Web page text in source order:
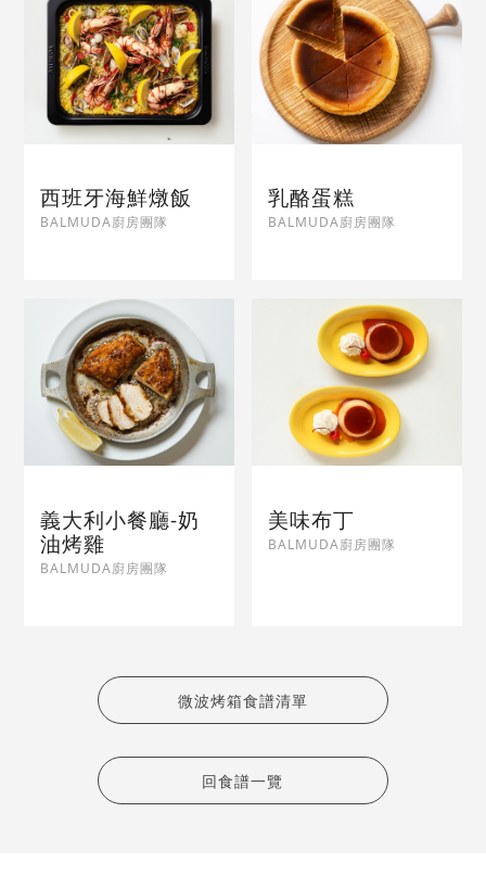
西班牙海鮮燉飯
BALMUDA廚房團隊
乳酪蛋糕
BALMUDA廚房團隊
義大利小餐廳-奶
油烤雞
BALMUDA廚房團隊
美味布丁
BALMUDA廚房團隊
微波烤箱食譜清單
回食譜一覽